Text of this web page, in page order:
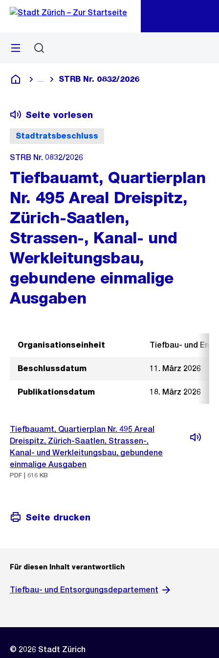
Navigation
Sprunglink
Menü
Deutsch
Blende alle Breadcrumbs ein
STRB Nr. 0832/2026
Stadtratsbeschluss
Seite vorlesen
STRB Nr. 0832/2026
Tiefbauamt, Quartierplan
Nr. 495 Areal Dreispitz,
Zürich-Saatlen,
Strassen-, Kanal- und
Werkleitungsbau,
gebundene einmalige
Ausgaben
Organisationseinheit Tiefbau- und
Beschlussdatum 11. März 2026
Publikationsdatum 18. März 2026
Tiefbauamt, Quartierplan Nr. 495 Areal
Dreispitz, Zürich-Saatlen, Strassen-,
Kanal- und Werkleitungsbau, gebundene
einmalige Ausgaben
PDF | 616 KB
Seite drucken
Für diesen Inhalt verantwortlich
Tiefbau- und Entsorgungsdepartement
© 2026 Stadt Zürich